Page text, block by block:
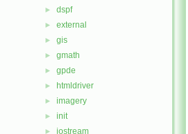
► dspf
► external
► gis
► gmath
► gpde
► htmldriver
► imagery
► init
► iostream